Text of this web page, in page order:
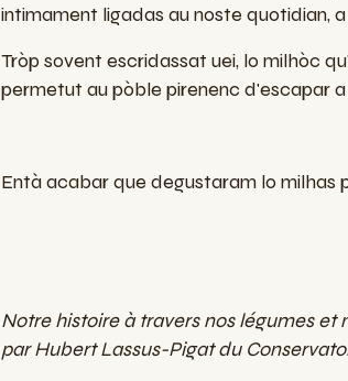
intimament ligadas au noste quotidian,
Tròp sovent escridassat uei, lo milhòc
permetut au pòble pirenenc d'escapar a
Entà acabar que degustaram lo milhas
Notre histoire à travers nos légumes et
par Hubert Lassus-Pigat du